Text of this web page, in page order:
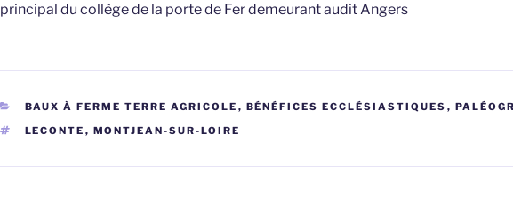
principal du collège de la porte de Fer demeurant audit Angers
CATÉGORIES
BAUX À FERME TERRE AGRICOLE , BÉNÉFICES ECCLÉSIASTIQUES ,
ÉTIQUETTES
LECONTE , MONTJEAN-SUR-LOIRE